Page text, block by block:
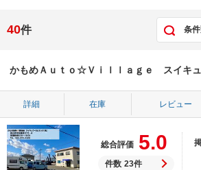
40件 条
かもめＡｕｔｏ☆Ｖｉｌｌａｇｅ スイキュ
詳細 在庫 レビュー
総合評価 5.0
件数 23件